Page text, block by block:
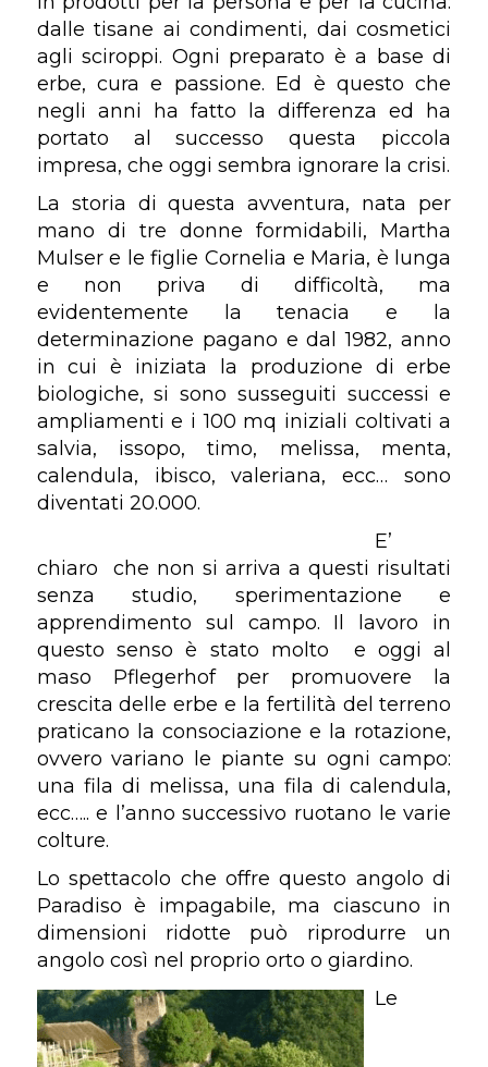
dalle tisane ai condimenti, dai cosmetici
agli sciroppi. Ogni preparato è a base di
erbe, cura e passione. Ed è questo che
negli anni ha fatto la differenza ed ha
portato al successo questa piccola
impresa, che oggi sembra ignorare la crisi.
La storia di questa avventura, nata per
mano di tre donne formidabili, Martha
Mulser e le figlie Cornelia e Maria, è lunga
e non priva di difficoltà, ma
evidentemente la tenacia e la
determinazione pagano e dal 1982, anno
in cui è iniziata la produzione di erbe
biologiche, si sono susseguiti successi e
ampliamenti e i 100 mq iniziali coltivati a
salvia, issopo, timo, melissa, menta,
calendula, ibisco, valeriana, ecc… sono
diventati 20.000.
E’
chiaro che non si arriva a questi risultati
senza studio, sperimentazione e
apprendimento sul campo. Il lavoro in
questo senso è stato molto e oggi al
maso Pflegerhof per promuovere la
crescita delle erbe e la fertilità del terreno
praticano la consociazione e la rotazione,
ovvero variano le piante su ogni campo:
una fila di melissa, una fila di calendula,
ecc….. e l’anno successivo ruotano le varie
colture.
Lo spettacolo che offre questo angolo di
Paradiso è impagabile, ma ciascuno in
dimensioni ridotte può riprodurre un
angolo così nel proprio orto o giardino.
Le